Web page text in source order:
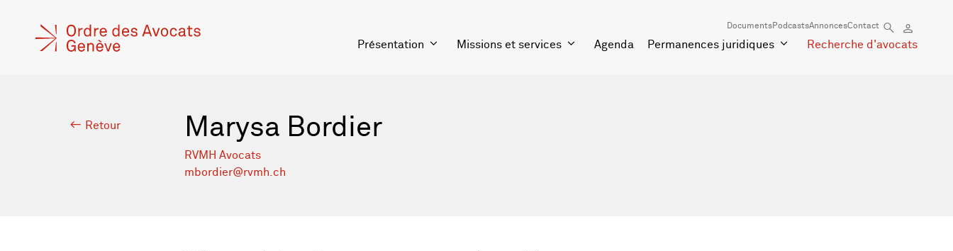
DocumentsPodcastsAnnoncesContact
Présentation Missions et services Agenda Permanences juridiques Recherche d'avocats
Retour Marysa Bordier
RVMH Avocats
mbordier@rvmh.ch